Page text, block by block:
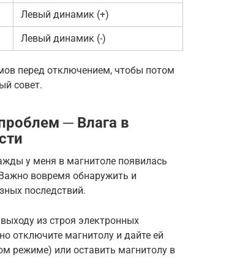
Левый динамик (+)
Левый динамик (-)
перед отключением, чтобы потом
совет.
─ Влага в
у меня в магнитоле появилась
вовремя обнаружить и
последствий.
из строя электронных
отключите магнитолу и дайте ей
режиме) или оставить магнитолу в